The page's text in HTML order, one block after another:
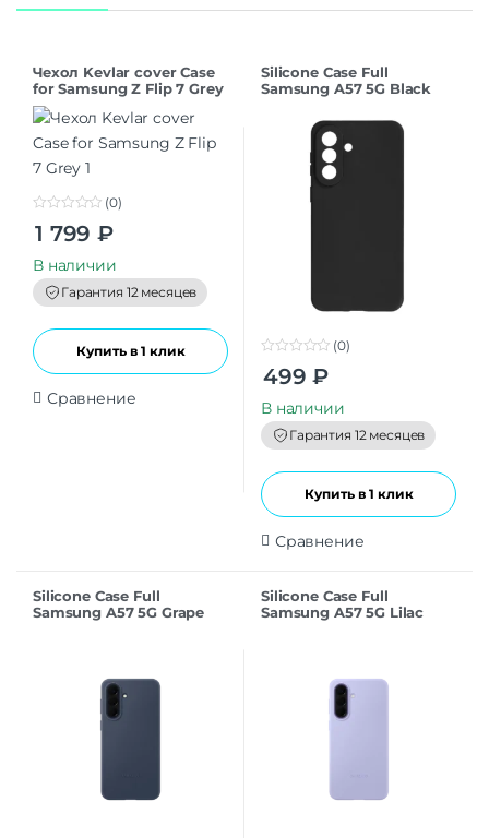
Чехол Kevlar cover Case
for Samsung Z Flip 7 Grey
t
o
f
5
(0)
1 799 ₽
В наличии
Гарантия 12 месяцев
Купить в 1 клик
Сравнение
Silicone Case Full
Samsung A57 5G Black
o
t
o
f
5
(0)
499 ₽
В наличии
Гарантия 12 месяцев
Купить в 1 клик
Сравнение
Silicone Case Full
Samsung A57 5G Grape
Silicone Case Full
Samsung A57 5G Lilac